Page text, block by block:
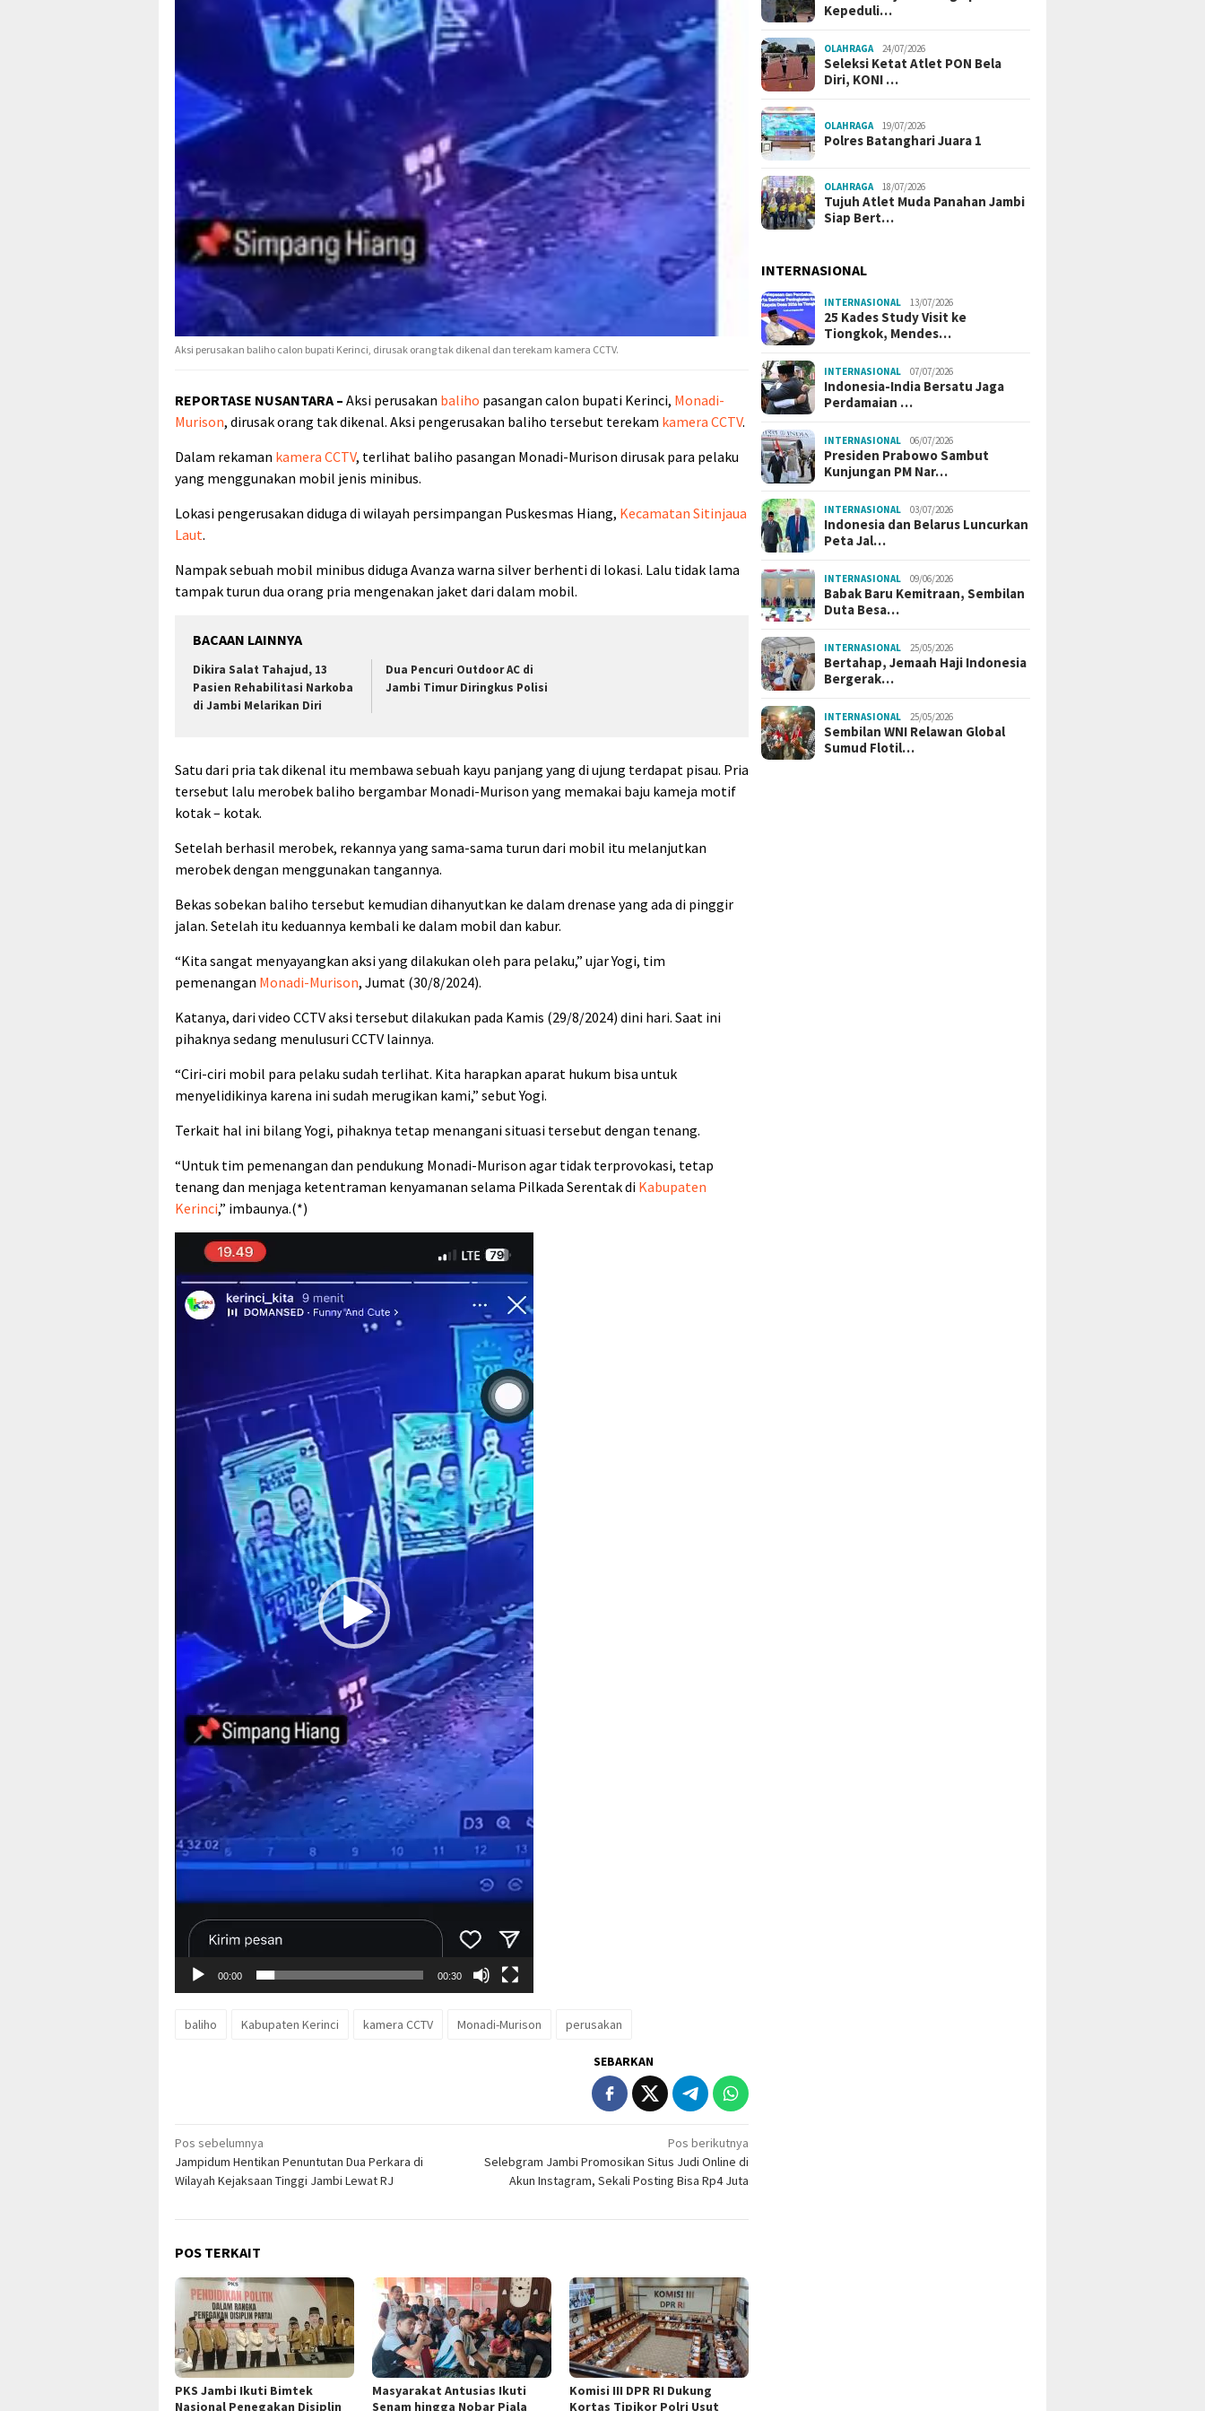
Aksi perusakan baliho calon bupati Kerinci, dirusak orang tak dikenal dan terekam kamera CCTV.
REPORTASE NUSANTARA – Aksi perusakan baliho pasangan calon bupati Kerinci, Monadi-
Murison, dirusak orang tak dikenal. Aksi pengerusakan baliho tersebut terekam kamera CCTV.
Dalam rekaman kamera CCTV, terlihat baliho pasangan Monadi-Murison dirusak para pelaku
yang menggunakan mobil jenis minibus.
Lokasi pengerusakan diduga di wilayah persimpangan Puskesmas Hiang, Kecamatan Sitinjaua
Laut.
Nampak sebuah mobil minibus diduga Avanza warna silver berhenti di lokasi. Lalu tidak lama
tampak turun dua orang pria mengenakan jaket dari dalam mobil.
BACAAN LAINNYA
Dikira Salat Tahajud, 13
Pasien Rehabilitasi Narkoba
di Jambi Melarikan Diri
Dua Pencuri Outdoor AC di
Jambi Timur Diringkus Polisi
Satu dari pria tak dikenal itu membawa sebuah kayu panjang yang di ujung terdapat pisau. Pria
tersebut lalu merobek baliho bergambar Monadi-Murison yang memakai baju kameja motif
kotak – kotak.
Setelah berhasil merobek, rekannya yang sama-sama turun dari mobil itu melanjutkan
merobek dengan menggunakan tangannya.
Bekas sobekan baliho tersebut kemudian dihanyutkan ke dalam drenase yang ada di pinggir
jalan. Setelah itu keduannya kembali ke dalam mobil dan kabur.
“Kita sangat menyayangkan aksi yang dilakukan oleh para pelaku,” ujar Yogi, tim
pemenangan Monadi-Murison, Jumat (30/8/2024).
Katanya, dari video CCTV aksi tersebut dilakukan pada Kamis (29/8/2024) dini hari. Saat ini
pihaknya sedang menulusuri CCTV lainnya.
“Ciri-ciri mobil para pelaku sudah terlihat. Kita harapkan aparat hukum bisa untuk
menyelidikinya karena ini sudah merugikan kami,” sebut Yogi.
Terkait hal ini bilang Yogi, pihaknya tetap menangani situasi tersebut dengan tenang.
“Untuk tim pemenangan dan pendukung Monadi-Murison agar tidak terprovokasi, tetap
tenang dan menjaga ketentraman kenyamanan selama Pilkada Serentak di Kabupaten
Kerinci,” imbaunya.(*)
Pemutar
Video
00:00 00:30
baliho Kabupaten Kerinci kamera CCTV Monadi-Murison perusakan
SEBARKAN
Navigasi
pos
Pos sebelumnya
Jampidum Hentikan Penuntutan Dua Perkara di
Wilayah Kejaksaan Tinggi Jambi Lewat RJ
Pos berikutnya
Selebgram Jambi Promosikan Situs Judi Online di
Akun Instagram, Sekali Posting Bisa Rp4 Juta
POS TERKAIT
PKS Jambi Ikuti Bimtek
Nasional Penegakan Disiplin
Masyarakat Antusias Ikuti
Senam hingga Nobar Piala
Komisi III DPR RI Dukung
Kortas Tipikor Polri Usut
Kepeduli…
OLAHRAGA 24/07/2026
Seleksi Ketat Atlet PON Bela
Diri, KONI …
OLAHRAGA 19/07/2026
Polres Batanghari Juara 1
OLAHRAGA 18/07/2026
Tujuh Atlet Muda Panahan Jambi
Siap Bert…
INTERNASIONAL
INTERNASIONAL 13/07/2026
25 Kades Study Visit ke
Tiongkok, Mendes…
INTERNASIONAL 07/07/2026
Indonesia-India Bersatu Jaga
Perdamaian …
INTERNASIONAL 06/07/2026
Presiden Prabowo Sambut
Kunjungan PM Nar…
INTERNASIONAL 03/07/2026
Indonesia dan Belarus Luncurkan
Peta Jal…
INTERNASIONAL 09/06/2026
Babak Baru Kemitraan, Sembilan
Duta Besa…
INTERNASIONAL 25/05/2026
Bertahap, Jemaah Haji Indonesia
Bergerak…
INTERNASIONAL 25/05/2026
Sembilan WNI Relawan Global
Sumud Flotil…